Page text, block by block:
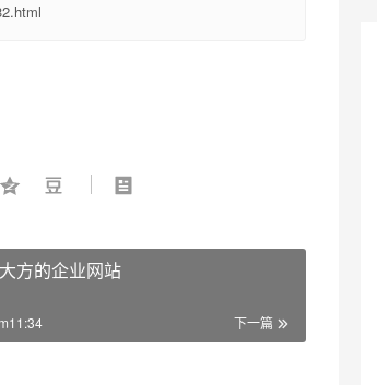
方的企业网站
下一篇